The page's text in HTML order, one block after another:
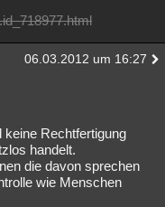
06.03.2012 um 16:27
keine Rechtfertigung
handelt.
die davon sprechen
wie Menschen